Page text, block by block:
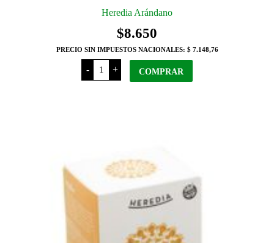
Heredia Arándano
$8.650
PRECIO SIN IMPUESTOS NACIONALES: $ 7.148,76
-
Heredia
Arándano
cantidad
+ COMPRAR